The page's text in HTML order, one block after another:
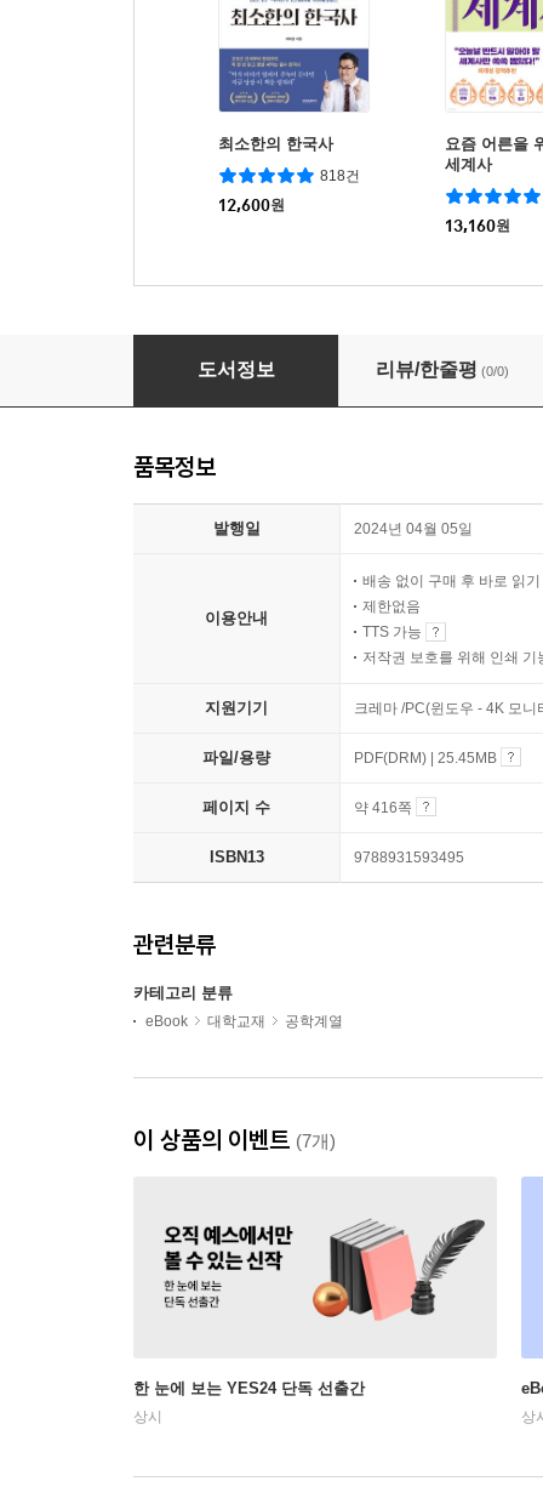
최소한의 한국사
818건
12,600원
요즘 어른을
세계사
13,160원
기초 회로이론
도서정보 리뷰/한줄평 (0/0)
품목정보
발행일 2024년 04월 05일
이용안내
배송 없이 구매 후 바로 읽기
제한없음
TTS 가능
저작권 보호를 위해 인쇄 기
지원기기 크레마 /PC(윈도우 - 4K 모
파일/용량 PDF(DRM) | 25.45MB
페이지 수 약 416쪽
ISBN13 9788931593495
관련분류
카테고리 분류
eBook 대학교재 공학계열
이 상품의 이벤트 (7개)
한 눈에 보는 YES24 단독 선출간
상시 상